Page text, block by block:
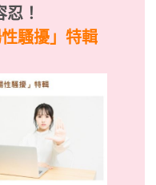
！
性騷擾」特輯